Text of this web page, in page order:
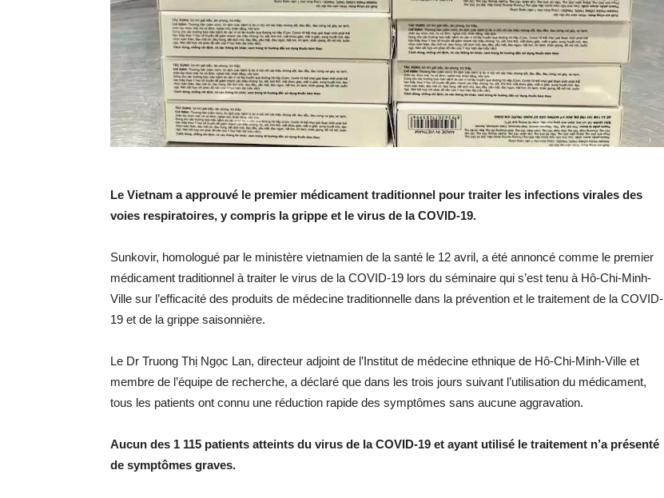
Le Vietnam a approuvé le premier médicament traditionnel pour traiter les infections virales des
voies respiratoires, y compris la grippe et le virus de la COVID-19.
Sunkovir, homologué par le ministère vietnamien de la santé le 12 avril, a été annoncé comme le premier
médicament traditionnel à traiter le virus de la COVID-19 lors du séminaire qui s’est tenu à Hô-Chi-Minh-
Ville sur l’efficacité des produits de médecine traditionnelle dans la prévention et le traitement de la COVID-
19 et de la grippe saisonnière.
Le Dr Truong Thị Ngọc Lan, directeur adjoint de l’Institut de médecine ethnique de Hô-Chi-Minh-Ville et
membre de l’équipe de recherche, a déclaré que dans les trois jours suivant l’utilisation du médicament,
tous les patients ont connu une réduction rapide des symptômes sans aucune aggravation.
Aucun des 1 115 patients atteints du virus de la COVID-19 et ayant utilisé le traitement n’a présenté
de symptômes graves.